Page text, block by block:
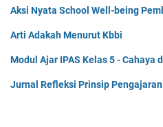
Aksi Nyata School Well-being
Arti Adakah Menurut Kbbi
Modul Ajar IPAS Kelas 5 - Cahaya
Jurnal Refleksi Prinsip